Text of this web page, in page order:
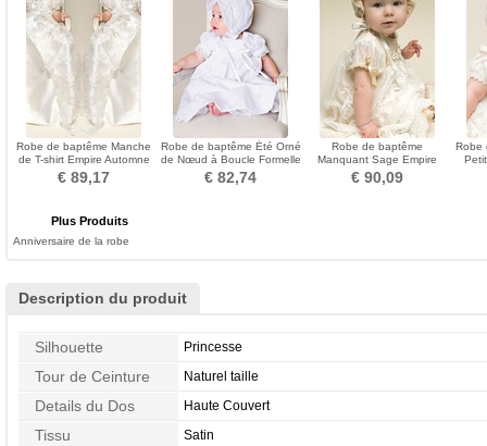
Robe de baptême Manche
de T-shirt Empire Automne
Princesse Manche Courte
€ 89,17
Robe de baptême Été Orné
de Nœud à Boucle Formelle
Haute Couvert
€ 82,74
Robe de baptême
Manquant Sage Empire
Princesse Col ras du Cou
€ 90,09
Robe
Plus Produits
Anniversaire de la robe
Description du produit
Silhouette Princesse
Tour de Ceinture Naturel taille
Details du Dos Haute Couvert
Tissu Satin